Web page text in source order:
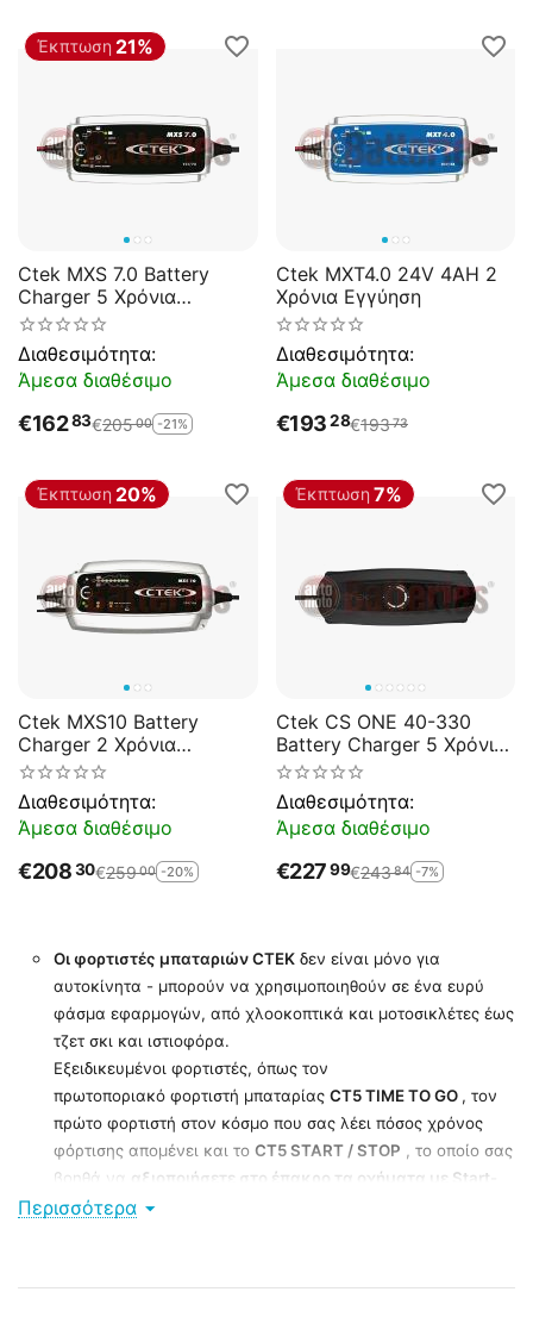
Οι φορτιστές μπαταριών CTEK δεν είναι μόνο για
αυτοκίνητα - μπορούν να χρησιμοποιηθούν σε ένα ευρύ
φάσμα εφαρμογών, από χλοοκοπτικά και μοτοσικλέτες έως
τζετ σκι και ιστιοφόρα.
Εξειδικευμένοι φορτιστές, όπως τον
πρωτοποριακό φορτιστή μπαταρίας CT5 TIME TO GO , τον
πρώτο φορτιστή στον κόσμο που σας λέει πόσος χρόνος
φόρτισης απομένει και το CT5 START / STOP , το οποίο σας
βοηθά να
αξιοποιήσετε στο έπακρο τα οχήματα με Start-
Stop τεχνολογία.
παρακολουθεί την μπαταρία με ασφάλεια και
Περισσότερα
Έκπτωση 21%
Ctek MXS 7.0 Battery
Charger 5 Χρόνια
Εγγύηση
Διαθεσιμότητα:
Άμεσα διαθέσιμο
€16283€20500 -21%
Ctek MXT4.0 24V 4AH 2
Χρόνια Εγγύηση
Διαθεσιμότητα:
Άμεσα διαθέσιμο
€19328€19373
Έκπτωση 20%
Ctek MXS10 Battery
Charger 2 Χρόνια
Εγγύηση
Διαθεσιμότητα:
Άμεσα διαθέσιμο
€20830€25900 -20%
Έκπτωση 7%
Ctek CS ONE 40-330
Battery Charger 5 Χρόνια
Εγγύηση
Διαθεσιμότητα:
Άμεσα διαθέσιμο
€22799€24384 -7%